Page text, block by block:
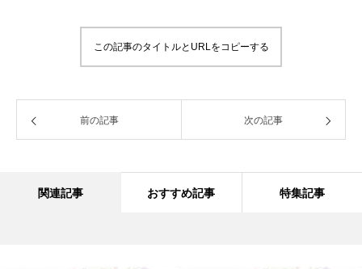
この記事のタイトルとURLをコピーする
前の記事 次の記事
関連記事 おすすめ記事 特集記事